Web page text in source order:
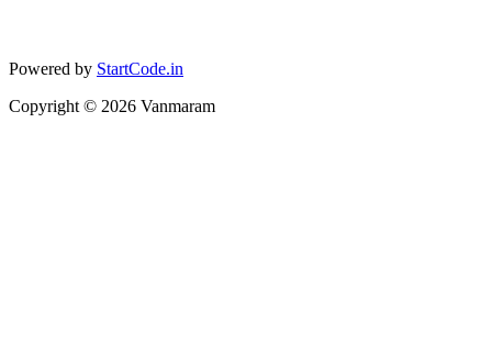
Powered by StartCode.in
Copyright © 2026 Vanmaram